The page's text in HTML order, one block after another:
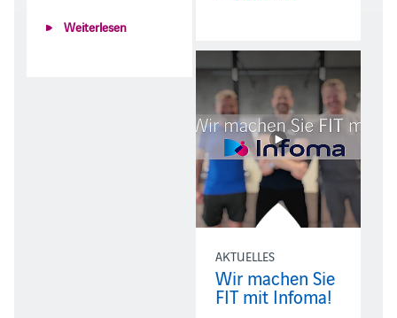
Weiterlesen
AKTUELLES
Wir machen Sie
FIT mit Infoma!